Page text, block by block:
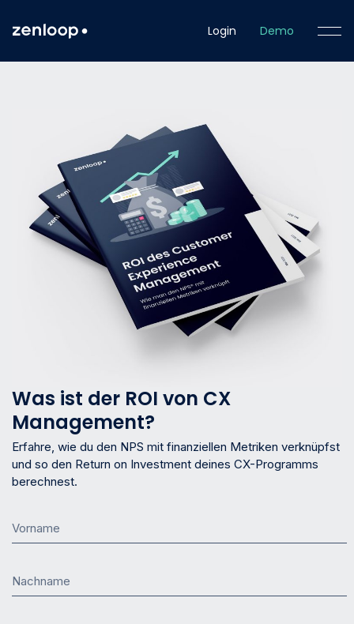
Login Demo
Was ist der ROI von CX
Management?
Erfahre, wie du den NPS mit finanziellen Metriken verknüpfst
und so den Return on Investment deines CX-Programms
berechnest.
Vorname
Nachname